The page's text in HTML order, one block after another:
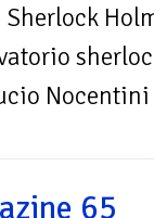
Nocentini
65